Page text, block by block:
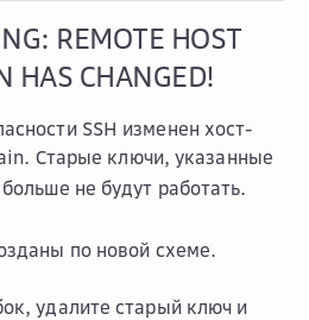
REMOTE HOST
HAS CHANGED!
SSH изменен хост-
Старые ключи, указанные
больше не будут работать.
по новой схеме.
удалите старый ключ и